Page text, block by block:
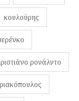
κουλούρης
ρονάλντο